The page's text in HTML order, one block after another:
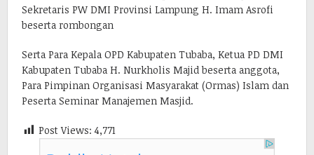
Sekretaris PW DMI Provinsi Lampung H. Imam Asrofi
beserta rombongan
Serta Para Kepala OPD Kabupaten Tubaba, Ketua PD DMI
Kabupaten Tubaba H. Nurkholis Majid beserta anggota,
Para Pimpinan Organisasi Masyarakat (Ormas) Islam dan
Peserta Seminar Manajemen Masjid.
Post Views: 4,771